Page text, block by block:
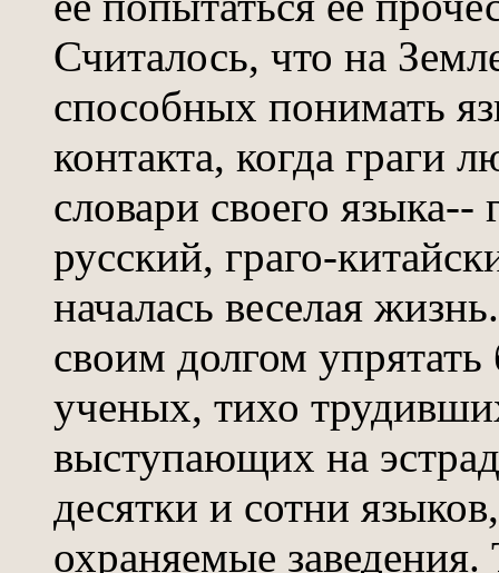
Считалось, что на
способных понимать
контакта, когда граги
словари своего языка--
русский, граго-
началась веселая
своим долгом
ученых, тихо
выступающих на
десятки и сотни
охраняемые